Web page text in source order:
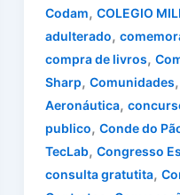
Codam, COLEGIO
adulterado,
compra de livros,
Sharp, Comunidades,
Aeronáutica,
publico, Conde do
TecLab, Congresso
consulta gratutita,